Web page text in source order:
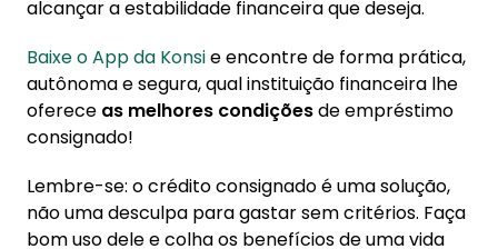
alcançar a estabilidade financeira que deseja.
Baixe o App da Konsie encontre de forma prática,
autônoma e segura, qual instituição financeira lhe
oferece as melhores condiçõesde empréstimo
consignado!
Lembre-se: o crédito consignado é uma solução,
não uma desculpa para gastar sem critérios. Faça
bom uso dele e colha os benefícios de uma vida